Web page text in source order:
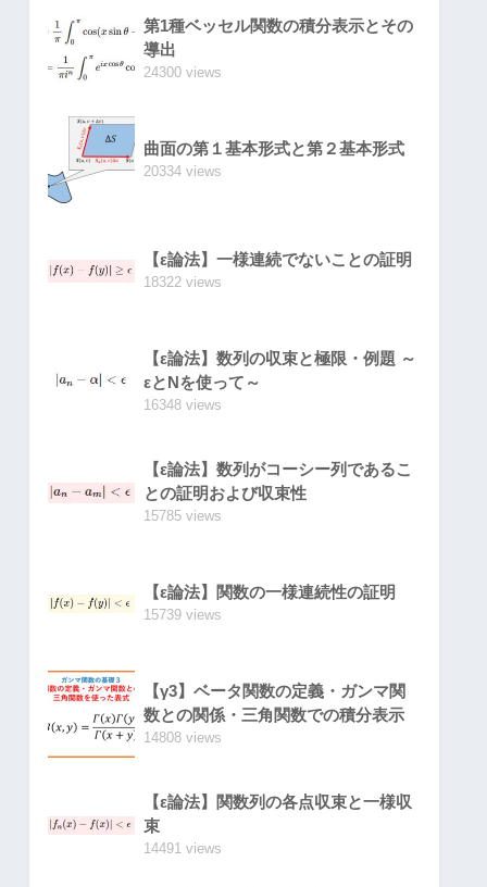
第1種ベッセル関数の積分表示とその
導出
24300 views
曲面の第１基本形式と第２基本形式
20334 views
【ε論法】一様連続でないことの証明
18322 views
【ε論法】数列の収束と極限・例題 ～
εとNを使って～
16348 views
【ε論法】数列がコーシー列であるこ
との証明および収束性
15785 views
【ε論法】関数の一様連続性の証明
15739 views
【γ3】ベータ関数の定義・ガンマ関
数との関係・三角関数での積分表示
14808 views
【ε論法】関数列の各点収束と一様収
束
14491 views